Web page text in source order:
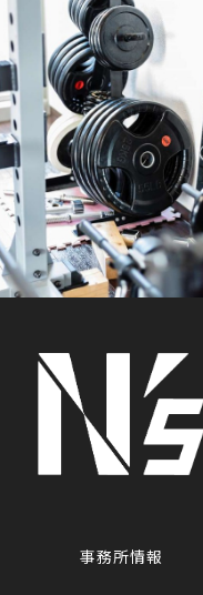
事務所情報